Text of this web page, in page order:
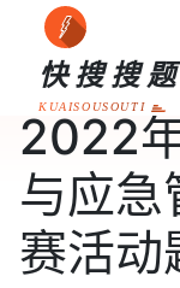
快搜搜题
KUAISOUSOUTI
2022
与应急
赛活动